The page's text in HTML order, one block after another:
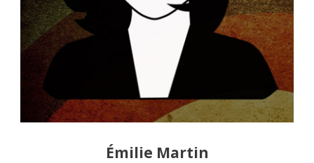
Émilie Martin